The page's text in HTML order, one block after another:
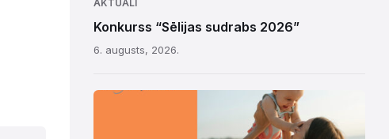
AKTUĀLI
Konkurss “Sēlijas sudrabs 2026”
6. augusts, 2026.